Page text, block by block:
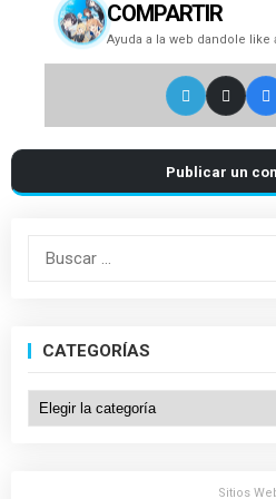
COMPARTIR
Ayuda a la web dandole
Publicar un
Buscar:
CATEGORÍAS
Categorías
Sitios